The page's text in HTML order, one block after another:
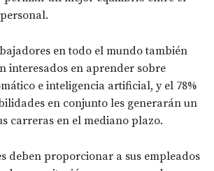
en todo el mundo también
interesados ​​en aprender sobre
e inteligencia artificial, y el 78%
en conjunto les generarán un
carreras en el mediano plazo.
deben proporcionar a sus empleados